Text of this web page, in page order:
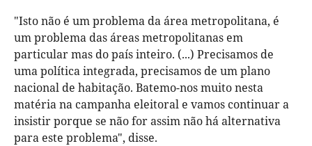
"Isto não é um problema da área metropolitana, é
um problema das áreas metropolitanas em
particular mas do país inteiro. (...) Precisamos de
uma política integrada, precisamos de um plano
nacional de habitação. Batemo-nos muito nesta
matéria na campanha eleitoral e vamos continuar a
insistir porque se não for assim não há alternativa
para este problema", disse.